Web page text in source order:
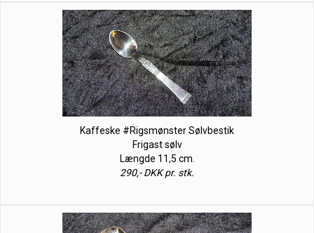
Kaffeske #Rigsmønster Sølvbestik
Frigast sølv
Længde 11,5 cm.
290,- DKK pr. stk.